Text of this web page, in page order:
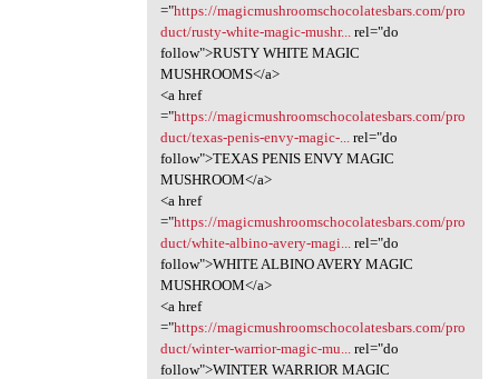
="https://magicmushroomschocolatesbars.com/pro
duct/rusty-white-magic-mushr...
rel="do
follow">RUSTY WHITE MAGIC
MUSHROOMS</a>
<a href
="https://magicmushroomschocolatesbars.com/pro
duct/texas-penis-envy-magic-...
rel="do
follow">TEXAS PENIS ENVY MAGIC
MUSHROOM</a>
<a href
="https://magicmushroomschocolatesbars.com/pro
duct/white-albino-avery-magi...
rel="do
follow">WHITE ALBINO AVERY MAGIC
MUSHROOM</a>
<a href
="https://magicmushroomschocolatesbars.com/pro
duct/winter-warrior-magic-mu...
rel="do
follow">WINTER WARRIOR MAGIC